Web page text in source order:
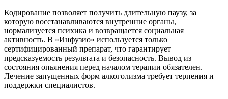
Кодирование позволяет получить длительную паузу, за
которую восстанавливаются внутренние органы,
нормализуется психика и возвращается социальная
активность. В «Инфузио» используется только
сертифицированный препарат, что гарантирует
предсказуемость результата и безопасность. Вывод из
состояния опьянения перед началом терапии обязателен.
Лечение запущенных форм алкоголизма требует терпения и
поддержки специалистов.